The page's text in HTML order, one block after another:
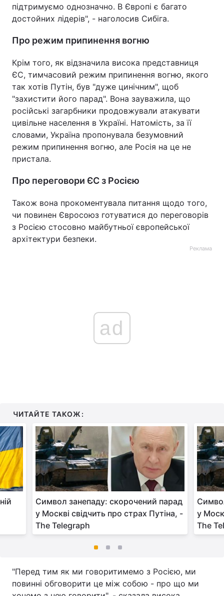
підтримуємо однозначно. В Європі є багато
достойних лідерів", - наголосив Сибіга.
Про режим припинення вогню
Крім того, як відзначила висока представниця
ЄС, тимчасовий режим припинення вогню, якого
так хотів Путін, був "дуже цинічним", щоб
"захистити його парад". Вона зауважила, що
російські загарбники продовжували атакувати
цивільне населення в Україні. Натомість, за її
словами, Україна пропонувала безумовний
режим припинення вогню, але Росія на це не
пристала.
Про переговори ЄС з Росією
Також вона прокоментувала питання щодо того,
чи повинен Євросоюз готуватися до переговорів
з Росією стосовно майбутньої європейської
архітектури безпеки.
Реклама
ad
ЧИТАЙТЕ ТАКОЖ:
Символ занепаду: скорочений парад
у Москві свідчить про страх Путіна, -
The Telegraph
у
The
"Перед тим як ми говоритимемо з Росією, ми
повинні обговорити це між собою - про що ми